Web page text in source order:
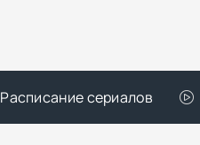
Расписание сериалов